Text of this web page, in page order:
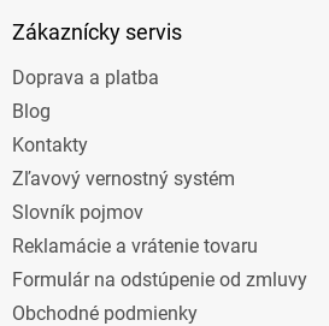
Zákaznícky servis
Doprava a platba
Blog
Kontakty
Zľavový vernostný systém
Slovník pojmov
Reklamácie a vrátenie tovaru
Formulár na odstúpenie od zmluvy
Obchodné podmienky